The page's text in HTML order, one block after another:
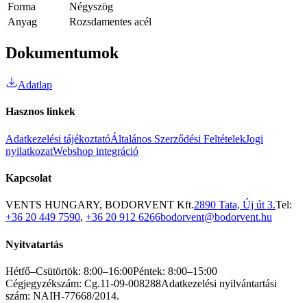
Forma
Négyszög
Anyag
Rozsdamentes acél
Dokumentumok
Adatlap
Hasznos linkek
Adatkezelési tájékoztatóÁltalános Szerződési FeltételekJogi
nyilatkozatWebshop integráció
Kapcsolat
VENTS HUNGARY, BODORVENT Kft.2890 Tata, Új út 3.Tel:
+36 20 449 7590, +36 20 912 6266bodorvent@bodorvent.hu
Nyitvatartás
Hétfő–Csütörtök: 8:00–16:00Péntek: 8:00–15:00
Cégjegyzékszám: Cg.11-09-008288Adatkezelési nyilvántartási
szám: NAIH-77668/2014.